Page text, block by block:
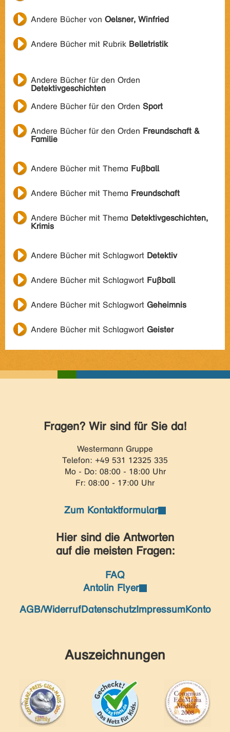
Andere Bücher von Oelsner, Winfried
Andere Bücher mit Rubrik Belletristik
Andere Bücher für den Orden
Detektivgeschichten
Andere Bücher für den Orden Sport
Andere Bücher für den Orden Freundschaft &
Familie
Andere Bücher mit Thema Fußball
Andere Bücher mit Thema Freundschaft
Andere Bücher mit Thema Detektivgeschichten,
Krimis
Andere Bücher mit Schlagwort Detektiv
Andere Bücher mit Schlagwort Fußball
Andere Bücher mit Schlagwort Geheimnis
Andere Bücher mit Schlagwort Geister